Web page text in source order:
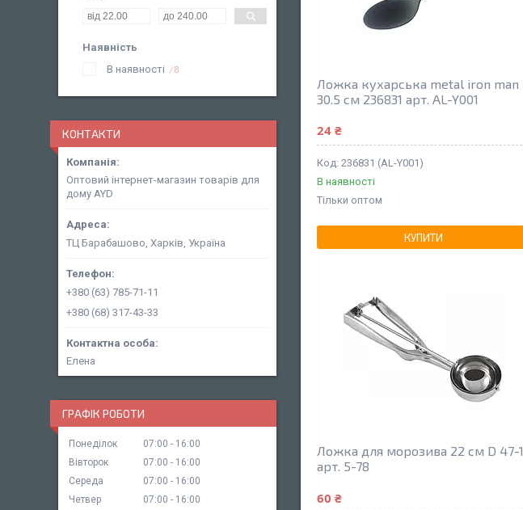
Ложка кухарська metal iron man
30.5 см 236831 арт. AL-Y001
24 ₴
236831 (AL-Y001)
В наявності
Тільки оптом
КУПИТИ
Ложка для морозива 22 см D 47-1
арт. 5-78
60 ₴
Наявність
В наявності
8
КОНТАКТИ
Оптовий інтернет-магазин товарів для
дому AYD
ТЦ Барабашово, Харків, Україна
+380 (63) 785-71-11
+380 (68) 317-43-33
Елена
ГРАФІК РОБОТИ
Понеділок 07:00
16:00
Вівторок
07:00
16:00
Середа
07:00
16:00
Четвер
07:00
16:00